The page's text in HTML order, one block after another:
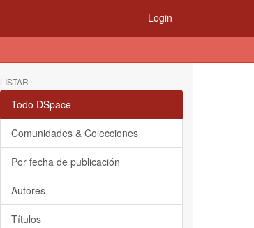
Login
LISTAR
Todo DSpace
Comunidades & Colecciones
Por fecha de publicación
Autores
Títulos